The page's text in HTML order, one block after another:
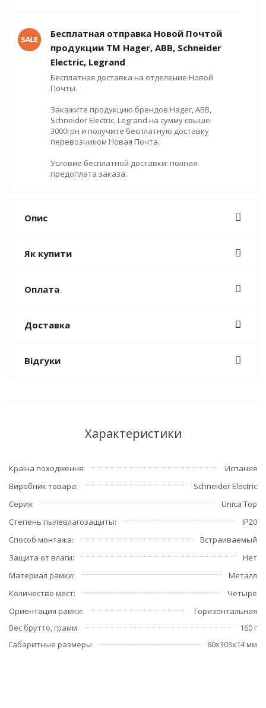
Бесплатная отправка Новой Почтой
продукции ТМ Hager, ABB, Schneider
Electric, Legrand
Бесплатная доставка на отделение Новой
Почты.
Закажите продукцию брендов Hager, ABB,
Schneider Electric, Legrand на сумму свыше
3000грн и получите бесплатную доставку
перевозчиком Новая Почта.
Условие бесплатной доставки: полная
предоплата заказа.
Опис
Як купити
Оплата
Доставка
Відгуки
Характеристики
Країна походження
Испания
Виробник товара
Schneider Electric
Серия
Unica Top
Степень пылевлагозащиты
IP20
Способ монтажа
Встраиваемый
Защита от влаги
Нет
Материал рамки
Металл
Количество мест
Четыре
Ориентация рамки
Горизонтальная
Вес брутто, грамм
160 г
Габаритные размеры
80x303x14 мм